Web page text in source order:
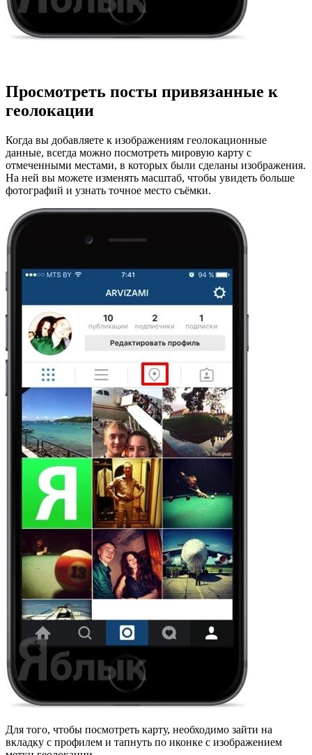
Просмотреть посты привязанные к
геолокации
Когда вы добавляете к изображениям геолокационные
данные, всегда можно посмотреть мировую карту с
отмеченными местами, в которых были сделаны изображения.
На ней вы можете изменять масштаб, чтобы увидеть больше
фотографий и узнать точное место съёмки.
Для того, чтобы посмотреть карту, необходимо зайти на
вкладку с профилем и тапнуть по иконке с изображением